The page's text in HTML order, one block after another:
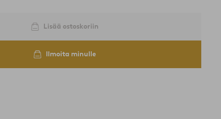
Lisää ostoskoriin
Ilmoita minulle